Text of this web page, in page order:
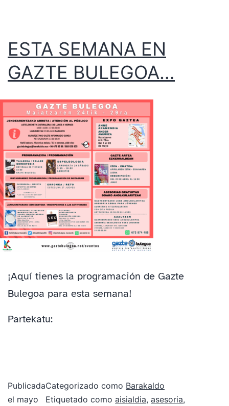
ESTA SEMANA EN
GAZTE BULEGOA…
¡Aquí tienes la programación de Gazte
Bulegoa para esta semana!
Partekatu:
Publicada
el mayo
Categorizado como Barakaldo
Etiquetado como aisialdia, asesoria,